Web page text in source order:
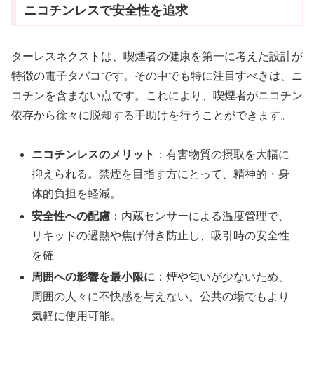
ニコチンレスで安全性を追求
ターレスネクストは、喫煙者の健康を第一に考えた設計が
特徴の電子タバコです。その中でも特に注目すべきは、ニ
コチンを含まない点です。これにより、喫煙者がニコチン
依存から徐々に脱却する手助けを行うことができます。
ニコチンレスのメリット ：有害物質の摂取を大幅に
抑えられる。禁煙を目指す方にとって、精神的・身
体的負担を軽減。
安全性への配慮 ：内蔵センサーによる温度管理で、
リキッドの過熱や焦げ付き防止し、吸引時の安全性
を確
周囲への影響を最小限に ：煙や匂いが少ないため、
周囲の人々に不快感を与えない。公共の場でもより
気軽に使用可能。